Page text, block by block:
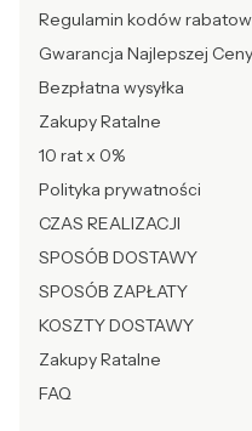
Regulamin kodów
Gwarancja Najlepszej Ceny
Bezpłatna wysyłka
Zakupy Ratalne
10 rat x 0%
Polityka prywatności
CZAS REALIZACJI
SPOSÓB DOSTAWY
SPOSÓB ZAPŁATY
KOSZTY DOSTAWY
Zakupy Ratalne
FAQ